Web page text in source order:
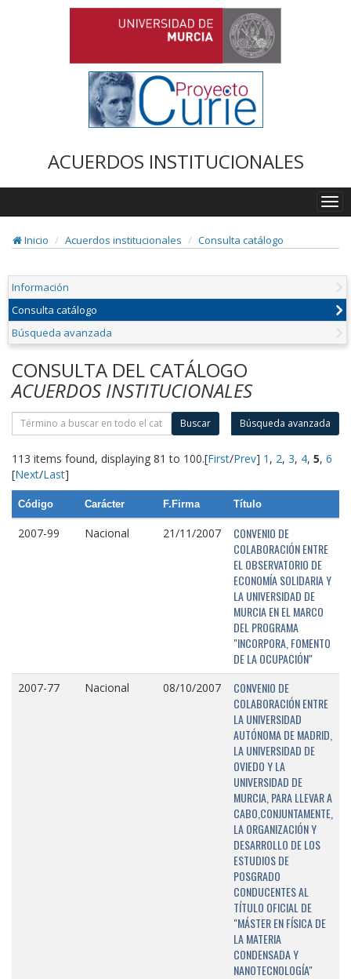
ACUERDOS INSTITUCIONALES
Inicio
Acuerdos institucionales Consulta catálogo
Información
Consulta catálogo
Búsqueda avanzada
CONSULTA DEL CATÁLOGO
ACUERDOS INSTITUCIONALES
Buscar Búsqueda avanzada
113 items found, displaying 81 to 100.[First/Prev] 1 , 2, 3, 4, 5, 6
[Next/Last]
Código Carácter F.Firma Título
2007-99 Nacional 21/11/2007
CONVENIO DE
COLABORACIÓN ENTRE
EL OBSERVATORIO DE
ECONOMÍA SOLIDARIA Y
LA UNIVERSIDAD DE
MURCIA EN EL MARCO
DEL PROGRAMA
"INCORPORA, FOMENTO
DE LA OCUPACIÓN"
2007-77 Nacional 08/10/2007
CONVENIO DE
COLABORACIÓN ENTRE
LA UNIVERSIDAD
AUTÓNOMA DE MADRID,
LA UNIVERSIDAD DE
OVIEDO Y LA
UNIVERSIDAD DE
MURCIA, PARA LLEVAR A
CABO,CONJUNTAMENTE,
LA ORGANIZACIÓN Y
DESARROLLO DE LOS
ESTUDIOS DE
POSGRADO
CONDUCENTES AL
TÍTULO OFICIAL DE
"MÁSTER EN FÍSICA DE
LA MATERIA
CONDENSADA Y
NANOTECNOLOGÍA"